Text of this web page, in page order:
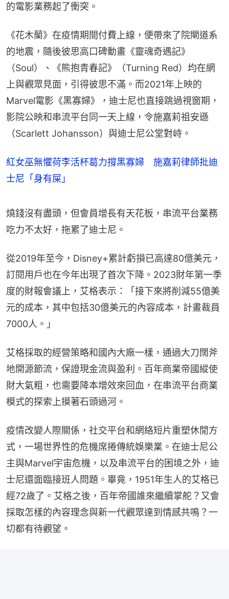
的電影業務起了衝突。
《花木蘭》在疫情期間付費上線，便帶來了院閘道系
的地震，隨後彼思高口碑動畫《靈魂奇遇記》
（Soul）、《熊抱青春記》（Turning Red）均在網
上與觀眾見面，引得彼思不滿。而2021年上映的
Marvel電影《黑寡婦》，迪士尼也直接跳過視窗期，
影院公映和串流平台同一天上線，令施嘉莉祖安遜
（Scarlett Johansson）與迪士尼公堂對峙。
紅女巫無懼荷李活杯葛力撐黑寡婦 施嘉莉律師批迪
士尼「身有屎」
燒錢沒有盡頭，但會員增長有天花板，串流平台業務
吃力不太好，拖累了迪士尼。
從2019年至今，Disney+累計虧損已高達80億美元，
訂閱用戶也在今年出現了首次下降。2023財年第一季
度的財報會議上，艾格表示：「接下來將削減55億美
元的成本，其中包括30億美元的內容成本，計畫裁員
7000人。」
艾格採取的經營策略和國內大廠一樣，通過大刀闊斧
地開源節流，保證現金流與盈利。百年商業帝國縱使
財大氣粗，也需要降本增效來回血，在串流平台商業
模式的探索上摸著石頭過河。
疫情改變人際關係，社交平台和網絡短片重塑休閒方
式，一場世界性的危機席捲傳統娛樂業。在迪士尼公
主與Marvel宇宙危機，以及串流平台的困境之外，迪
士尼還面臨接班人問題。畢竟，1951年生人的艾格已
經72歲了。艾格之後，百年帝國誰來繼續掌舵？又會
採取怎樣的內容理念與新一代觀眾達到情感共鳴？一
切都有待觀望。